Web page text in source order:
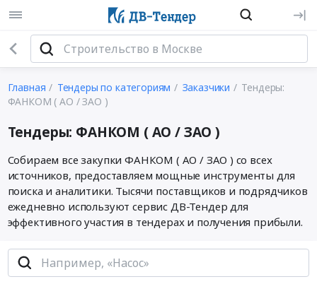
Главная Тендеры по категориям Заказчики
Тендеры:
ФАНКОМ ( АО / ЗАО )
Тендеры: ФАНКОМ ( АО / ЗАО )
Собираем все закупки ФАНКОМ ( АО / ЗАО ) со всех
источников, предоставляем мощные инструменты для
поиска и аналитики. Тысячи поставщиков и подрядчиков
ежедневно используют сервис ДВ-Тендер для
эффективного участия в тендерах и получения прибыли.